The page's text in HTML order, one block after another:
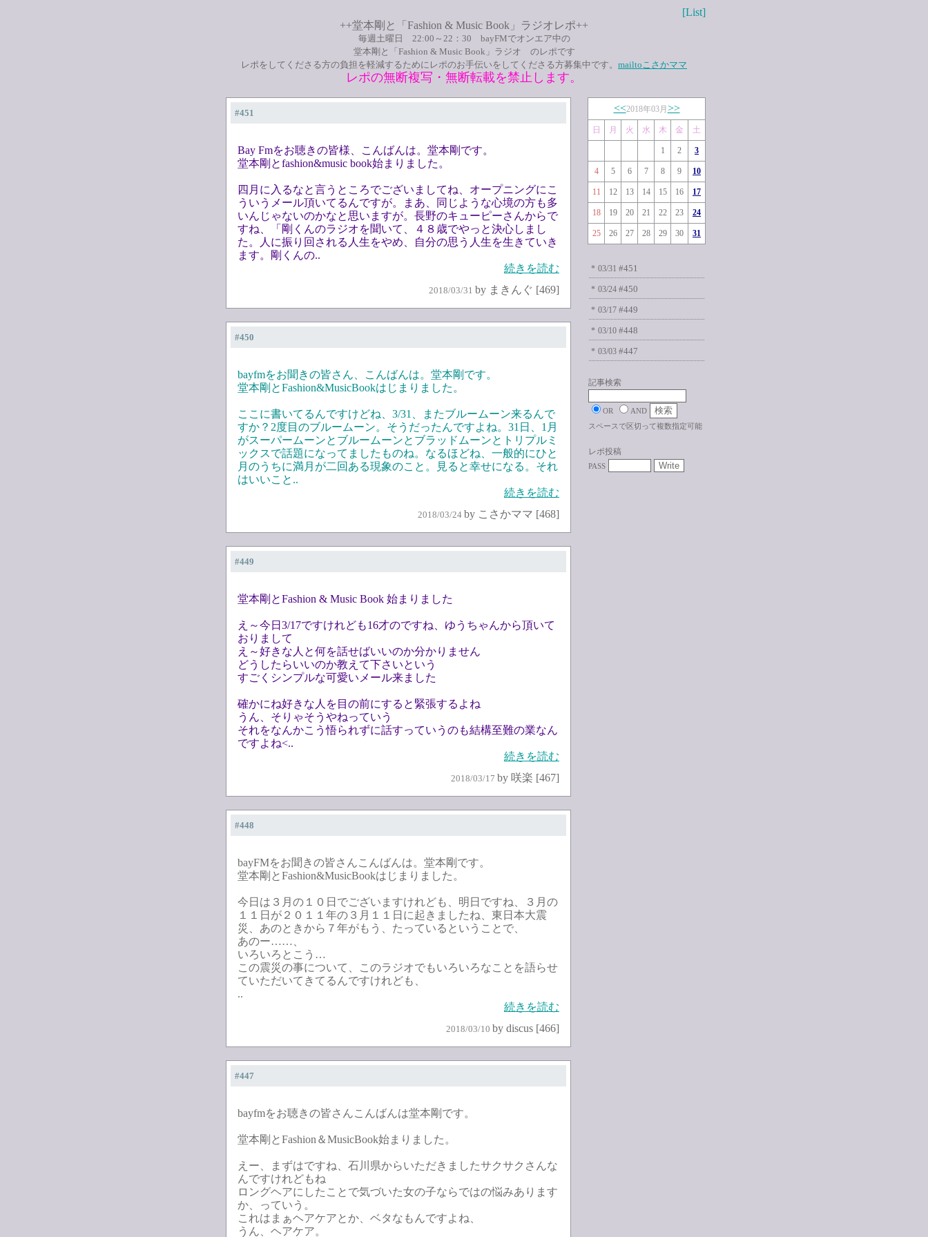
[List]
++堂本剛と「Fashion & Music Book」ラジオレポ++
毎週土曜日 22:00～22：30 bayFMでオンエア中の
堂本剛と「Fashion & Music Book」ラジオ のレポです
レポをしてくださる方の負担を軽減するためにレポのお手伝いをしてくださる方募集中です。 mailtoこさかママ
レポの無断複写・無断転載を禁止します。
#451
Bay Fmをお聴きの皆様、こんばんは。堂本剛です。
堂本剛とfashion&music book始まりました。
四月に入るなと言うところでございましてね、オープニングにこ
ういうメール頂いてるんですが。まあ、同じような心境の方も多
いんじゃないのかなと思いますが。長野のキューピーさんからで
すね、「剛くんのラジオを聞いて、４８歳でやっと決心しまし
た。人に振り回される人生をやめ、自分の思う人生を生きていき
ます。剛くんの..
続きを読む
2018/03/31 by まきんぐ [469]
#450
bayfmをお聞きの皆さん、こんばんは。堂本剛です。
堂本剛とFashion&MusicBookはじまりました。
ここに書いてるんですけどね、3/31、またブルームーン来るんで
すか？2度目のブルームーン。そうだったんですよね。31日、1月
がスーパームーンとブルームーンとブラッドムーンとトリプルミ
ックスで話題になってましたものね。なるほどね、一般的にひと
月のうちに満月が二回ある現象のこと。見ると幸せになる。それ
はいいこと..
続きを読む
2018/03/24 by こさかママ [468]
#449
堂本剛とFashion & Music Book 始まりました
え～今日3/17ですけれども16才のですね、ゆうちゃんから頂いて
おりまして
え～好きな人と何を話せばいいのか分かりません
どうしたらいいのか教えて下さいという
すごくシンプルな可愛いメール来ました
確かにね好きな人を目の前にすると緊張するよね
うん、そりゃそうやねっていう
それをなんかこう悟られずに話すっていうのも結構至難の業なん
ですよね<..
続きを読む
2018/03/17 by 咲楽 [467]
#448
bayFMをお聞きの皆さんこんばんは。堂本剛です。
堂本剛とFashion&MusicBookはじまりました。
今日は３月の１０日でございますけれども、明日ですね、３月の
１１日が２０１１年の３月１１日に起きましたね、東日本大震
災、あのときから７年がもう、たっているということで、
あのー……、
いろいろとこう…
この震災の事について、このラジオでもいろいろなことを語らせ
ていただいてきてるんですけれども、
..
続きを読む
2018/03/10 by discus [466]
#447
bayfmをお聴きの皆さんこんばんは堂本剛です。
堂本剛とFashion＆MusicBook始まりました。
えー、まずはですね、石川県からいただきましたサクサクさんな
んですけれどもね
ロングヘアにしたことで気づいた女の子ならではの悩みあります
か、っていう。
これはまぁヘアケアとか、ベタなもんですよね、
うん、ヘアケア。
<<2018年03月 >>
日 月 火 水 木 金 土
1 2 3
4 5 6 7 8 9 10
11 12 13 14 15 16 17
18 19 20 21 22 23 24
25 26 27 28 29 30 31
* 03/31 #451
* 03/24 #450
* 03/17 #449
* 03/10 #448
* 03/03 #447
記事検索
OR
AND
スペースで区切って複数指定可能
レポ投稿
PASS